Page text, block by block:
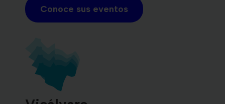
Conoce sus eventos